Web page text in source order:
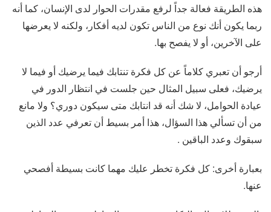
هذه الطريقة فعالة جداً لرفع مقدرات الحوار لدى الإنسان، كما أنه
ربما يكون أنك نوع من الناس تكون لديه أفكار، ولكنه لا يعرضها
على الآخرين، أو لا يفصح بها.
أرجو أن تعبري كلاماً عن كل فكرة تنتابك فيما يرضيك أو فيما لا
يرضيك، فعلى سبيل المثال حين جلست في انتظار الدور في
عيادة الحوامل، لا شك أنه قد انتابك متى سيكون دوري؟ ولا مانع
من أن تسألي هذا السؤال، هذا أمر بسيط أن تعرفي عدد الذين
سبقوك وعدد الباقين .
بعبارة أخرى: كل فكرة تخطر عليك مهما كانت بسيطة أفصحي
عنها.